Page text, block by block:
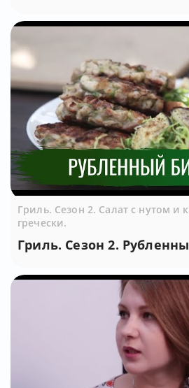
Гриль. Сезон 2. Салат с нутом и
гречески.
Гриль. Сезон 2.